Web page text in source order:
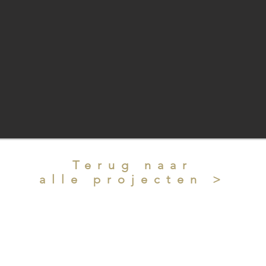
Terug naar
alle projecten >